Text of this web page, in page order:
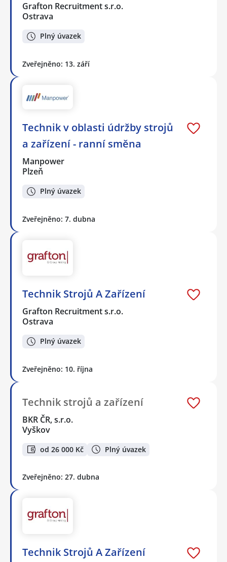
Grafton Recruitment s.r.o.
Ostrava
Plný úvazek
Zveřejněno: 13. září
Technik v oblasti údržby strojů
a zařízení - ranní směna
Manpower
Plzeň
Plný úvazek
Zveřejněno: 7. dubna
Technik Strojů A Zařízení
Grafton Recruitment s.r.o.
Ostrava
Plný úvazek
Zveřejněno: 10. října
Technik strojů a zařízení
BKR ČR, s.r.o.
Vyškov
od 26 000 Kč Plný úvazek
Zveřejněno: 27. dubna
Technik Strojů A Zařízení